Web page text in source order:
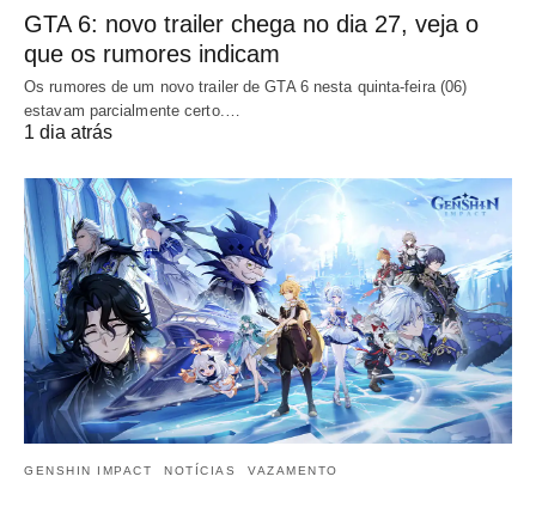
GTA 6: novo trailer chega no dia 27, veja o
que os rumores indicam
Os rumores de um novo trailer de GTA 6 nesta quinta-feira (06)
estavam parcialmente certo.…
1 dia atrás
GENSHIN IMPACT NOTÍCIAS VAZAMENTO